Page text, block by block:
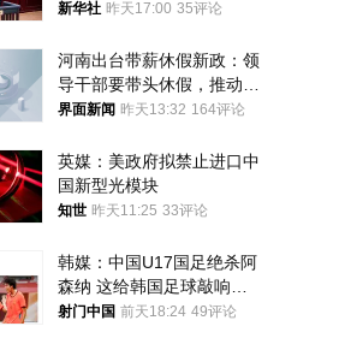
新华社 昨天17:00 35评论
河南出台带薪休假新政：领
导干部要带头休假，推动全
员应休尽休、休满休足
界面新闻 昨天13:32 164评论
英媒：美政府拟禁止进口中
国新型光模块
知世 昨天11:25 33评论
韩媒：中国U17国足绝杀阿
森纳 这给韩国足球敲响了
警钟
射门中国 前天18:24 49评论